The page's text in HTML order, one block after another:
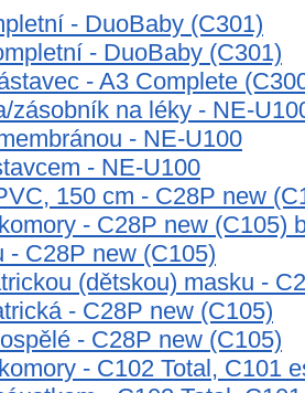
- DuoBaby (C301)
- DuoBaby (C301)
- A3 Complete
zásobník na léky - NE-
- NE-U100
- NE-U100
150 cm - C28P new
- C28P new (C105)
- C28P new (C105)
(dětskou) masku -
- C28P new (C105)
- C28P new (C105)
- C102 Total, C101